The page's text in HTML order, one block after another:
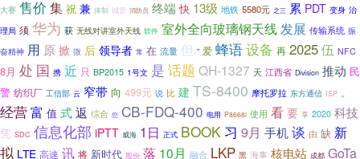
大赛 售价 集 祝 兼 体制 城管 消防员 终端 快 13级 地铁 5580元 之三 累 PDT 变身 治
理局 须 华为 获 无线对讲室外天线 软件 室外全向玻璃钢天线 发展 传输系统 振
奋精神 用 原 掀 微 后 领导者 常 在 流量 但 ” 爱 蜂语设备 再 2025伍 NFC
8月 处 国 携 近 只 BP2015 1号文 是 话题 QH-1327 天 江西省 Division 推动 民
警 纺织厂 工信部 云 窄带 向 499元 说 比 建 TS-8400 摩托罗拉 东方通信 ISP 。
经营富 值 式返 综合 您 CB-FDQ-400 电用 P8668i 使用 看 要 享 2020 科技
凭 SDC 信息化部 iPTT 威海 1日 正式 BOOK 习 9月 手机谈 由 缺 新
拟 LTE 高速 讯 将 新时代 股份 落 10月 融合 LKP 黑 海事 核电站 成都 GoTa